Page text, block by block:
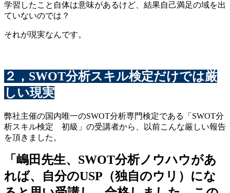
学習したこと自体は意味があるけど、結果自己満足の域を出
ていないのでは？
それが現実なんです。
２，SWOT分析スキル検定だけでは厳
しい現実
弊社主催の国内唯一のSWOT分析専門検定である「SWOT分
析スキル検定 初級」の受講者から、以前こんな厳しい報告
を頂きました。
「嶋田先生、SWOT分析ノウハウがあ
れば、自分のUSP（独自のウリ）にな